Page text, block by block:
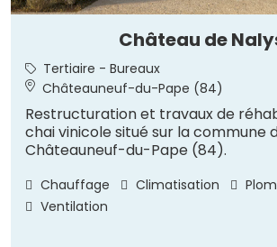
Château de
Tertiaire - Bureaux
Châteauneuf-du-Pape (84)
Restructuration et travaux de
chai vinicole situé sur la commune
Châteauneuf-du-Pape (84).
Chauffage Climatisation
Ventilation